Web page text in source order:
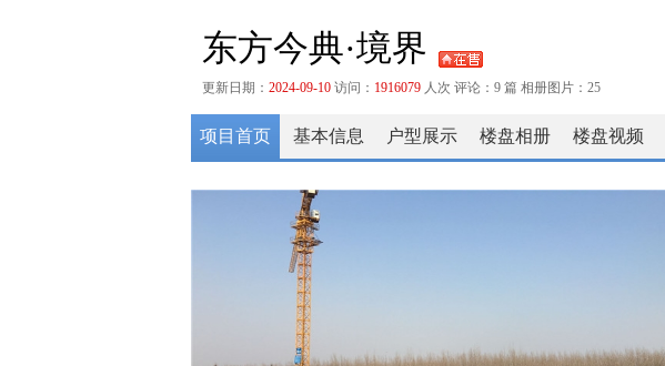
东方今典·境界
更新日期： 2024-09-10 访问： 1916079 人次 评论： 9 篇 相册图片： 25
项目首页 基本信息 户型展示 楼盘相册 楼盘视频